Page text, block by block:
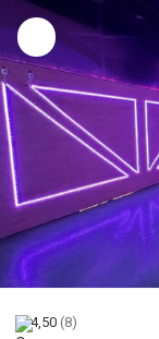
4,50 (8)